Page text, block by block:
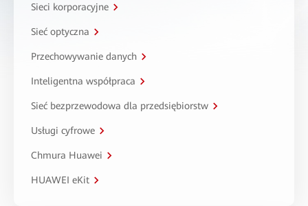
Sieci korporacyjne
Sieć optyczna
Przechowywanie danych
Inteligentna współpraca
Sieć bezprzewodowa dla przedsiębiorstw
Usługi cyfrowe
Chmura Huawei
HUAWEI eKit